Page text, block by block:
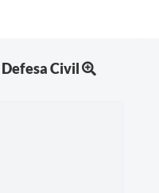
Defesa Civil